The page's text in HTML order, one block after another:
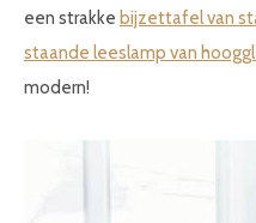
een strakke bijzettafel van
staande leeslamp van
modern!